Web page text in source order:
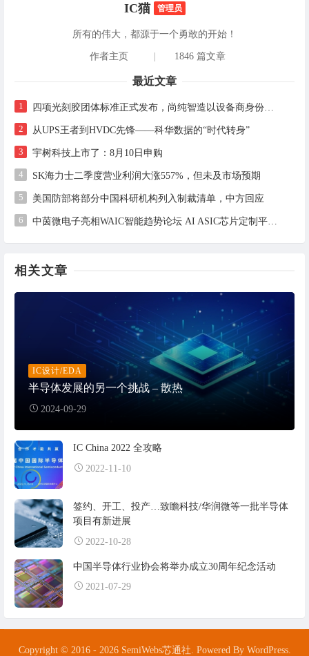
IC猫 管理员
所有的伟大，都源于一个勇敢的开始！
作者主页 1846 篇文章
最近文章
1
2 从UPS王者到HVDC先锋——科华数据的“时代转身”
3 宇树科技上市了：8月10日申购
4 SK海力士二季度营业利润大涨557%，但未及市场预期
5 美国防部将部分中国科研机构列入制裁清单，中方回应
6
相关文章
IC设计/EDA
半导体发展的另一个挑战 – 散热
2024-09-29
IC China 2022 全攻略
2022-11-10
签约、开工、投产…致瞻科技/华润微等一批半导体
项目有新进展
2022-10-28
中国半导体行业协会将举办成立30周年纪念活动
2021-07-29
Copyright © 2016 - 2026 SemiWebs芯通社. Powered By WordPress.